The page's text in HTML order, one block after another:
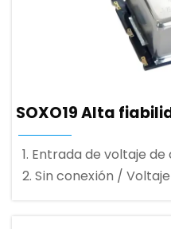
SOXO19 Alta
1. Entrada de voltaje
2. Sin conexión /